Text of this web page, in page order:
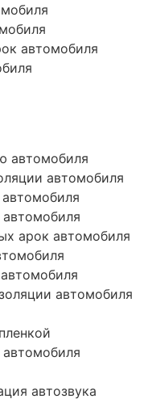
автомобиля
автомобиля
автомобиля
арок автомобиля
автомобиля
автозвука